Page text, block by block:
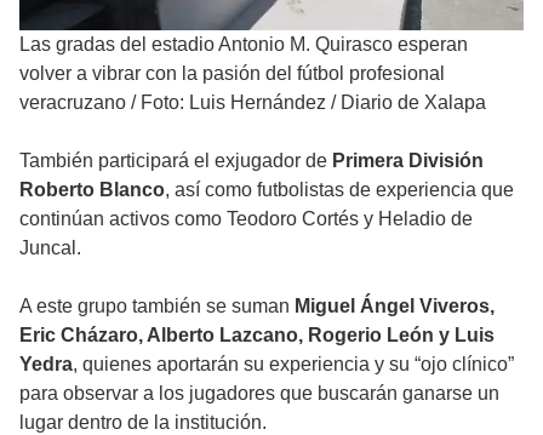
Las gradas del estadio Antonio M. Quirasco esperan
volver a vibrar con la pasión del fútbol profesional
veracruzano / Foto: Luis Hernández / Diario de Xalapa
También participará el exjugador de Primera División
Roberto Blanco, así como futbolistas de experiencia que
continúan activos como Teodoro Cortés y Heladio de
Juncal.
A este grupo también se suman Miguel Ángel Viveros,
Eric Cházaro, Alberto Lazcano, Rogerio León y Luis
Yedra, quienes aportarán su experiencia y su “ojo clínico”
para observar a los jugadores que buscarán ganarse un
lugar dentro de la institución.